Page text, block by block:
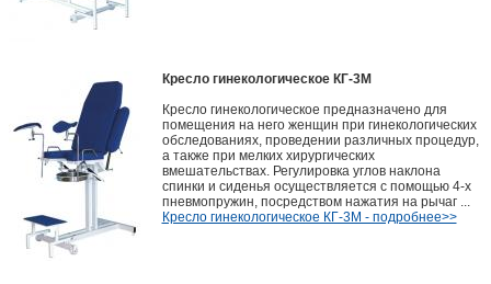
Кресло гинекологическое КГ-3М
Кресло гинекологическое предназначено для
помещения на него женщин при гинекологических
обследованиях, проведении различных процедур,
а также при мелких хирургических
вмешательствах. Регулировка углов наклона
спинки и сиденья осуществляется с помощью 4-х
пневмопружин, посредством нажатия на рычаг ...
Кресло гинекологическое КГ-3М - подробнее>>